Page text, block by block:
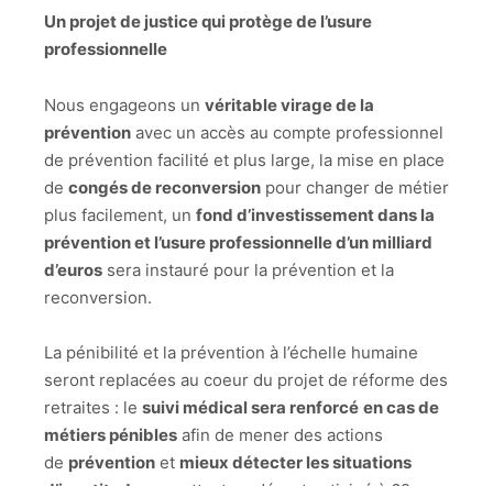
Un projet de justice qui protège de l’usure
professionnelle
Nous engageons un véritable virage de la
prévention avec un accès au compte professionnel
de prévention facilité et plus large, la mise en place
de congés de reconversion pour changer de métier
plus facilement, un fond d’investissement dans la
prévention et l’usure professionnelle d’un milliard
d’euros sera instauré pour la prévention et la
reconversion.
La pénibilité et la prévention à l’échelle humaine
seront replacées au coeur du projet de réforme des
retraites : le suivi médical sera renforcé en cas de
métiers pénibles afin de mener des actions
de prévention et mieux détecter les situations